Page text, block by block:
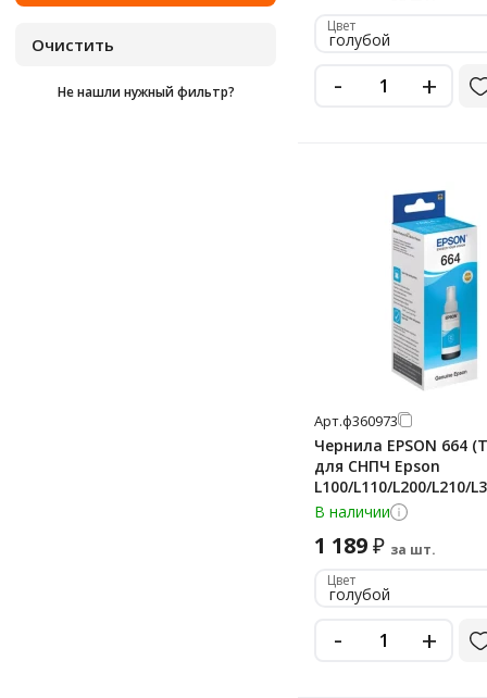
500 мл
Не нашли нужный фильтр?
Цвет
голубой
- +
Арт.ф360973
Чернила EPSON 664
для СНПЧ Epson
L100/L110/L200/L210/
голубые,
C13T66424A
В наличии
1 189₽ за шт.
Цвет
голубой
- +